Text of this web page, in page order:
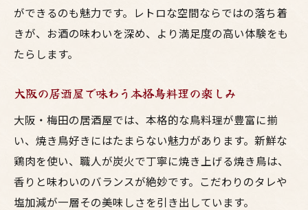
ができるのも魅力です。レトロな空間ならではの落ち着
きが、お酒の味わいを深め、より満足度の高い体験をも
たらします。
大阪の居酒屋で味わう本格鳥料理の楽しみ
大阪・梅田の居酒屋では、本格的な鳥料理が豊富に揃
い、焼き鳥好きにはたまらない魅力があります。新鮮な
鶏肉を使い、職人が炭火で丁寧に焼き上げる焼き鳥は、
香りと味わいのバランスが絶妙です。こだわりのタレや
塩加減が一層その美味しさを引き出しています。